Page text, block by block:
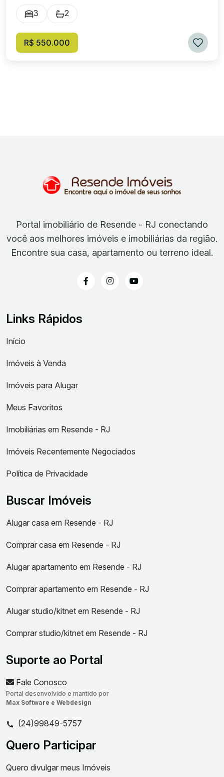
COZINHA,ÁREA, SALÃO DE FESTAS
3 2
R$ 550.000
Portal imobiliário de Resende - RJ conectando
você aos melhores imóveis e imobiliárias da região.
Encontre sua casa, apartamento ou terreno ideal.
Links Rápidos
Início
Imóveis à Venda
Imóveis para Alugar
Meus Favoritos
Imobiliárias em Resende - RJ
Imóveis Recentemente Negociados
Política de Privacidade
Buscar Imóveis
Alugar casa em Resende - RJ
Comprar casa em Resende - RJ
Alugar apartamento em Resende - RJ
Comprar apartamento em Resende - RJ
Alugar studio/kitnet em Resende - RJ
Comprar studio/kitnet em Resende - RJ
Suporte ao Portal
Fale Conosco
Portal desenvolvido e mantido por
Max Software e Webdesign
(24)99849-5757
Quero Participar
Quero divulgar meus Imóveis